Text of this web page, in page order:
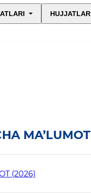
HUJJATLAR
MA’LUMOT
(2026)